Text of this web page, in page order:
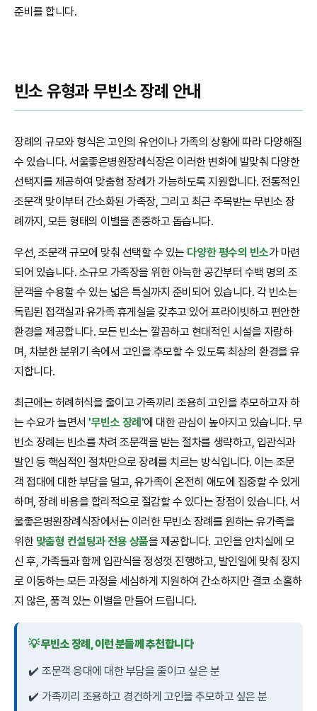
준비를 합니다.
빈소 유형과 무빈소 장례 안내
장례의 규모와 형식은 고인의 유언이나 가족의 상황에 따라 다양해질
수 있습니다. 서울좋은병원장례식장은 이러한 변화에 발맞춰 다양한
선택지를 제공하여 맞춤형 장례가 가능하도록 지원합니다. 전통적인
조문객 맞이부터 간소화된 가족장, 그리고 최근 주목받는 무빈소 장
례까지, 모든 형태의 이별을 존중하고 돕습니다.
우선, 조문객 규모에 맞춰 선택할 수 있는 다양한 평수의 빈소가 마련
되어 있습니다. 소규모 가족장을 위한 아늑한 공간부터 수백 명의 조
문객을 수용할 수 있는 넓은 특실까지 준비되어 있습니다. 각 빈소는
독립된 접객실과 유가족 휴게실을 갖추고 있어 프라이빗하고 편안한
환경을 제공합니다. 모든 빈소는 깔끔하고 현대적인 시설을 자랑하
며, 차분한 분위기 속에서 고인을 추모할 수 있도록 최상의 환경을 유
지합니다.
최근에는 허례허식을 줄이고 가족끼리 조용히 고인을 추모하고자 하
는 수요가 늘면서 '무빈소 장례'에 대한 관심이 높아지고 있습니다. 무
빈소 장례는 빈소를 차려 조문객을 받는 절차를 생략하고, 입관식과
발인 등 핵심적인 절차만으로 장례를 치르는 방식입니다. 이는 조문
객 접대에 대한 부담을 덜고, 유가족이 온전히 애도에 집중할 수 있게
하며, 장례 비용을 합리적으로 절감할 수 있다는 장점이 있습니다. 서
울좋은병원장례식장에서는 이러한 무빈소 장례를 원하는 유가족을
위한 맞춤형 컨설팅과 전용 상품을 제공합니다. 고인을 안치실에 모
신 후, 가족들과 함께 입관식을 정성껏 진행하고, 발인일에 맞춰 장지
로 이동하는 모든 과정을 세심하게 지원하여 간소하지만 결코 소홀하
지 않은, 품격 있는 이별을 만들어 드립니다.
💡 무빈소 장례, 이런 분들께 추천합니다
✔️ 조문객 응대에 대한 부담을 줄이고 싶은 분
✔️ 가족끼리 조용하고 경건하게 고인을 추모하고 싶은 분